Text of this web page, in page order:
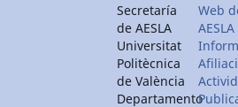
Secretaría
de AESLA
Universitat
Politècnica
de València
Departamento
Web
AESLA